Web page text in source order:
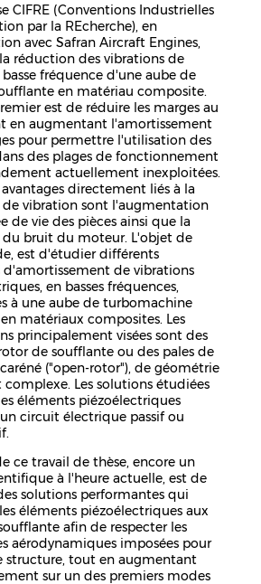
CIFRE (Conventions Industrielles
par la REcherche), en
avec Safran Aircraft Engines,
réduction des vibrations de
fréquence d'une aube de
en matériau composite.
est de réduire les marges au
en augmentant l'amortissement
pour permettre l'utilisation des
des plages de fonctionnement
actuellement inexploitées.
avantages directement liés à la
vibration sont l'augmentation
de vie des pièces ainsi que la
bruit du moteur. L'objet de
est d'étudier différents
d'amortissement de vibrations
en basses fréquences,
à une aube de turbomachine
matériaux composites. Les
principalement visées sont des
de soufflante ou des pales de
("open-rotor"), de géométrie
complexe. Les solutions étudiées
éléments piézoélectriques
circuit électrique passif ou
ce travail de thèse, encore un
à l'heure actuelle, est de
solutions performantes qui
éléments piézoélectriques aux
afin de respecter les
aérodynamiques imposées pour
structure, tout en augmentant
sur un des premiers modes